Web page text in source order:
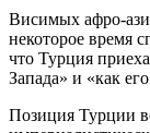
Висимых афро-
некоторое время
что Турция
Запада» и «как
Позиция Турции